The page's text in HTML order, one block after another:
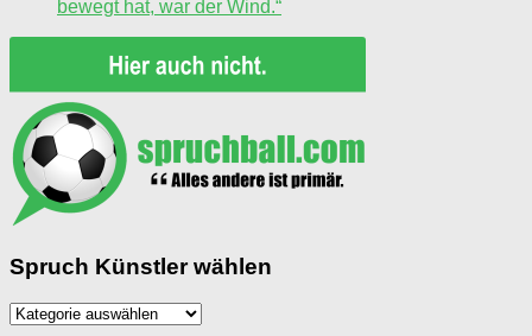
bewegt hat, war der Wind.“
Spruch Künstler wählen
Spruch